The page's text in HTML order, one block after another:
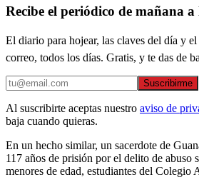
Recibe el periódico de mañana a
El diario para hojear, las claves del día y
correo, todos los días. Gratis, y te das de
Suscribirme
Al suscribirte aceptas nuestro aviso de
baja cuando quieras.
En un hecho similar, un sacerdote de
117 años de prisión por el delito de abuso
menores de edad, estudiantes del Colegio